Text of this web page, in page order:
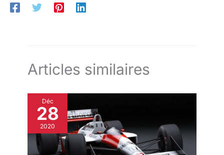
Articles similaires
Déc
28
2020